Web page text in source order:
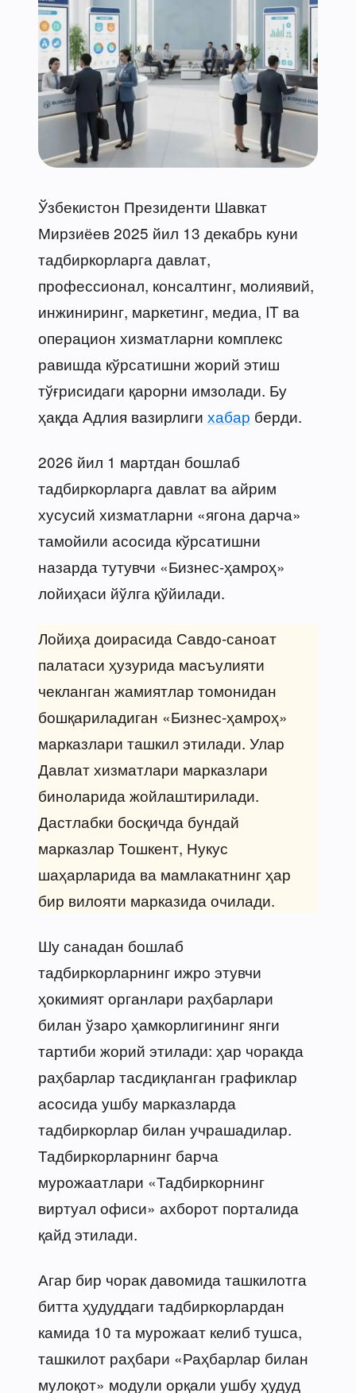
Ўзбекистон Президенти Шавкат
Мирзиёев 2025 йил 13 декабрь куни
тадбиркорларга давлат,
профессионал, консалтинг, молиявий,
инжиниринг, маркетинг, медиа, IT ва
операцион хизматларни комплекс
равишда кўрсатишни жорий этиш
тўғрисидаги қарорни имзолади. Бу
ҳақда Адлия вазирлиги хабар берди.
2026 йил 1 мартдан бошлаб
тадбиркорларга давлат ва айрим
хусусий хизматларни «ягона дарча»
тамойили асосида кўрсатишни
назарда тутувчи «Бизнес-ҳамроҳ»
лойиҳаси йўлга қўйилади.
Лойиҳа доирасида Савдо-саноат
палатаси ҳузурида масъулияти
чекланган жамиятлар томонидан
бошқариладиган «Бизнес-ҳамроҳ»
марказлари ташкил этилади. Улар
Давлат хизматлари марказлари
биноларида жойлаштирилади.
Дастлабки босқичда бундай
марказлар Тошкент, Нукус
шаҳарларида ва мамлакатнинг ҳар
бир вилояти марказида очилади.
Шу санадан бошлаб
тадбиркорларнинг ижро этувчи
ҳокимият органлари раҳбарлари
билан ўзаро ҳамкорлигининг янги
тартиби жорий этилади: ҳар чоракда
раҳбарлар тасдиқланган графиклар
асосида ушбу марказларда
тадбиркорлар билан учрашадилар.
Тадбиркорларнинг барча
мурожаатлари «Тадбиркорнинг
виртуал офиси» ахборот порталида
қайд этилади.
Агар бир чорак давомида ташкилотга
битта ҳудуддаги тадбиркорлардан
камида 10 та мурожаат келиб тушса,
ташкилот раҳбари «Раҳбарлар билан
мулоқот» модули орқали ушбу ҳудуд